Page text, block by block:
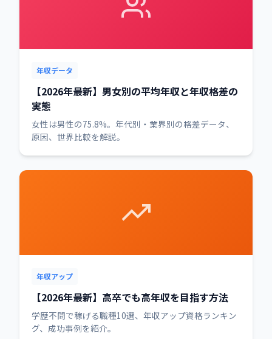
年収データ
【2026年最新】男女別の平均年収と年収格差の
実態
女性は男性の75.8%。年代別・業界別の格差データ、
原因、世界比較を解説。
年収アップ
【2026年最新】高卒でも高年収を目指す方法
学歴不問で稼げる職種10選、年収アップ資格ランキン
グ、成功事例を紹介。